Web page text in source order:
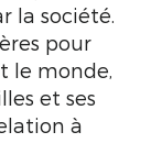
la société.
pour
le monde,
et ses
à